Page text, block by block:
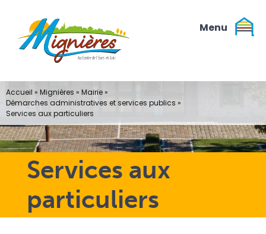
contenu
Services aux
particuliers
Accueil » Mignières » Mairie»
Démarches administratives et services publics »
Services aux particuliers